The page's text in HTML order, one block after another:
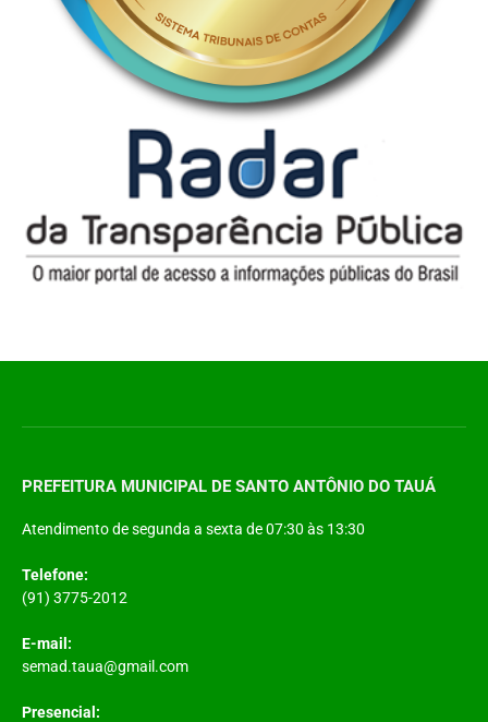
PREFEITURA MUNICIPAL DE SANTO ANTÔNIO DO TAUÁ
Atendimento de segunda a sexta de 07:30 às 13:30
Telefone:
(91) 3775-2012
E-mail:
semad.taua@gmail.com
Presencial: